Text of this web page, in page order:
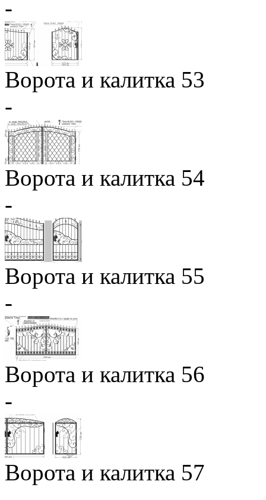
-
Ворота и калитка 53
-
Ворота и калитка 54
-
Ворота и калитка 55
-
Ворота и калитка 56
-
Ворота и калитка 57